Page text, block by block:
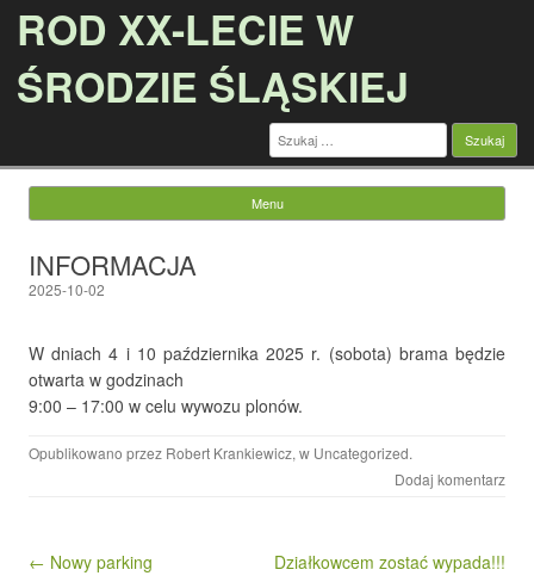
ROD XX-LECIE W
ŚRODZIE ŚLĄSKIEJ
Szukaj:
Menu
INFORMACJA
2025-10-02
W dniach 4 i 10 października 2025 r. (sobota) brama będzie
otwarta w godzinach
9:00 – 17:00 w celu wywozu plonów.
Opublikowano przez Robert Krankiewicz, w Uncategorized.
Dodaj komentarz
Nawigacja wpisu
← Nowy parking
Działkowcem zostać wypada!!!